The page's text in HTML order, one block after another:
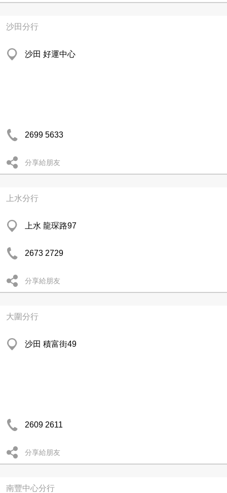
沙田分行
沙田 好運中心
2699 5633
分享給朋友
上水分行
上水 龍琛路97
2673 2729
分享給朋友
大圍分行
沙田 積富街49
2609 2611
分享給朋友
南豐中心分行